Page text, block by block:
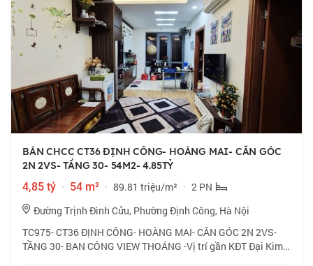
BÁN CHCC CT36 ĐỊNH CÔNG- HOÀNG MAI- CĂN GÓC
2N 2VS- TẦNG 30- 54M2- 4.85TỶ
4,85 tỷ · 54 m² · 89.81 triệu/m² · 2 PN
Đường Trịnh Đình Cửu, Phường Định Công, Hà Nội
TC975- CT36 ĐỊNH CÔNG- HOÀNG MAI- CĂN GÓC 2N 2VS-
TẦNG 30- BAN CÔNG VIEW THOÁNG -Vị trí gần KĐT Đại Kim,